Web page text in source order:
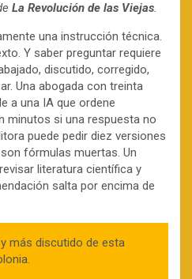
La Revolución de las Viejas.
una instrucción técnica.
Y saber preguntar requiere
discutido, corregido,
Una abogada con treinta
a una IA que ordene
minutos si una respuesta no
puede pedir diez versiones
fórmulas muertas. Un
literatura científica y
salta por encima de
más discutido de esta